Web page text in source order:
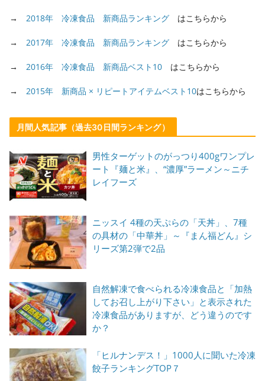
→ 2018年 冷凍食品 新商品ランキング はこちらから
→ 2017年 冷凍食品 新商品ランキング はこちらから
→ 2016年 冷凍食品 新商品ベスト10 はこちらから
→ 2015年 新商品 × リピートアイテムベスト10はこちらから
月間人気記事（過去30日間ランキング）
男性ターゲットのがっつり400gワンプレ
ート『麺と米』、“濃厚”ラーメン～ニチ
レイフーズ
ニッスイ 4種の天ぷらの「天丼」、7種
の具材の「中華丼」～『まん福どん』シ
リーズ第2弾で2品
自然解凍で食べられる冷凍食品と「加熱
してお召し上がり下さい」と表示された
冷凍食品がありますが、どう違うのです
か？
「ヒルナンデス！」1000人に聞いた冷凍
餃子ランキングTOP７